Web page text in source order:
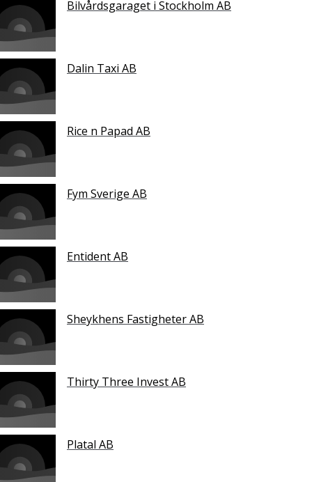
Bilvårdsgaraget i Stockholm AB
Dalin Taxi AB
Rice n Papad AB
Fym Sverige AB
Entident AB
Sheykhens Fastigheter AB
Thirty Three Invest AB
Platal AB